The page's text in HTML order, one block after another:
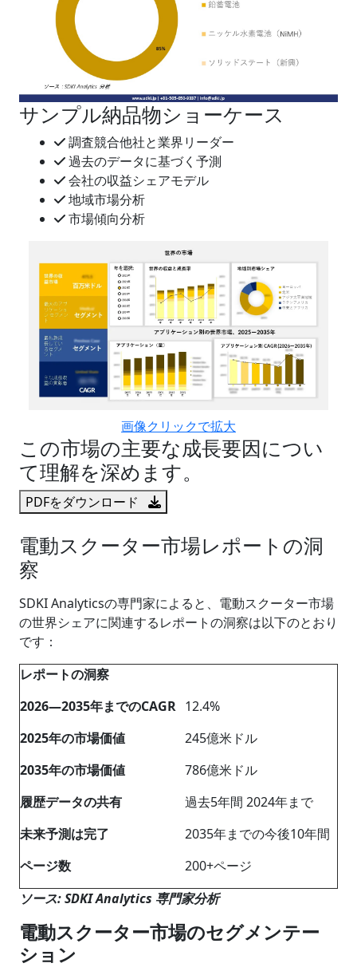
サンプル納品物ショーケース
調査競合他社と業界リーダー
過去のデータに基づく予測
会社の収益シェアモデル
地域市場分析
市場傾向分析
画像クリックで拡大
この市場の主要な成長要因につい
て理解を深めます。
PDFをダウンロード
電動スクーター市場レポートの洞
察
SDKI Analyticsの専門家によると、電動スクーター市場
の世界シェアに関連するレポートの洞察は以下のとおり
です：
レポートの洞察
2026―2035年までのCAGR 12.4%
2025年の市場価値
245億米ドル
2035年の市場価値
786億米ドル
履歴データの共有
過去5年間 2024年まで
未来予測は完了
2035年までの今後10年間
ページ数
200+ページ
ソース: SDKI Analytics 専門家分析
電動スクーター市場のセグメンテー
ション